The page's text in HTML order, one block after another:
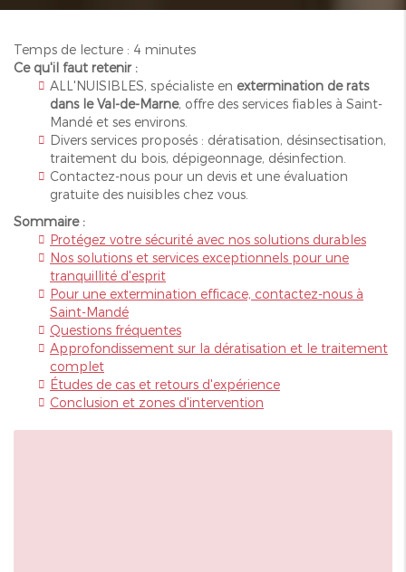
Temps de lecture : 4 minutes
Ce qu'il faut retenir :
ALL'NUISIBLES, spécialiste en extermination de rats
dans le Val-de-Marne, offre des services fiables à Saint-
Mandé et ses environs.
Divers services proposés : dératisation, désinsectisation,
traitement du bois, dépigeonnage, désinfection.
Contactez-nous pour un devis et une évaluation
gratuite des nuisibles chez vous.
Sommaire :
Protégez votre sécurité avec nos solutions durables
Nos solutions et services exceptionnels pour une
tranquillité d'esprit
Pour une extermination efficace, contactez-nous à
Saint-Mandé
Questions fréquentes
Approfondissement sur la dératisation et le traitement
complet
Études de cas et retours d'expérience
Conclusion et zones d'intervention